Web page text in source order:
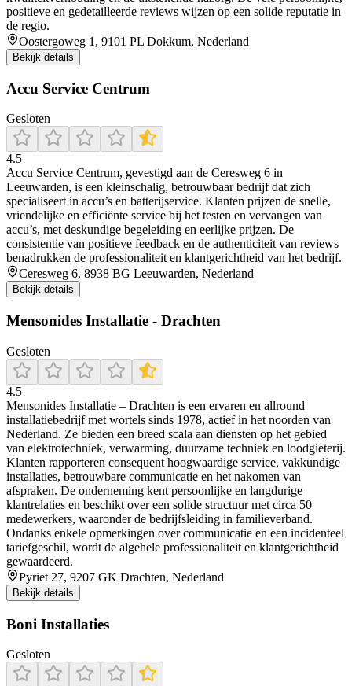
positieve en gedetailleerde reviews wijzen op een solide reputatie in
de regio.
Oostergoweg 1, 9101 PL Dokkum, Nederland
Bekijk details
Accu Service Centrum
Gesloten
4.5
Accu Service Centrum, gevestigd aan de Ceresweg 6 in
Leeuwarden, is een kleinschalig, betrouwbaar bedrijf dat zich
specialiseert in accu’s en batterijservice. Klanten prijzen de snelle,
vriendelijke en efficiënte service bij het testen en vervangen van
accu’s, met deskundige begeleiding en eerlijke prijzen. De
consistentie van positieve feedback en de authenticiteit van reviews
benadrukken de professionaliteit en klantgerichtheid van het bedrijf.
Ceresweg 6, 8938 BG Leeuwarden, Nederland
Bekijk details
Mensonides Installatie - Drachten
Gesloten
4.5
Mensonides Installatie – Drachten is een ervaren en allround
installatiebedrijf met wortels sinds 1978, actief in het noorden van
Nederland. Ze bieden een breed scala aan diensten op het gebied
van elektrotechniek, verwarming, duurzame techniek en loodgieterij.
Klanten rapporteren consequent hoogwaardige service, vakkundige
installaties, betrouwbare communicatie en het nakomen van
afspraken. De onderneming kent persoonlijke en langdurige
klantrelaties en beschikt over een solide structuur met circa 50
medewerkers, waaronder de bedrijfsleiding in familieverband.
Ondanks enkele opmerkingen over communicatie en een incidenteel
tariefgeschil, wordt de algehele professionaliteit en klantgerichtheid
gewaardeerd.
Pyriet 27, 9207 GK Drachten, Nederland
Bekijk details
Boni Installaties
Gesloten